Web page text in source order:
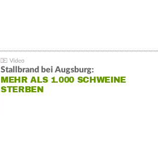
Stallbrand bei Augsburg:
MEHR ALS 1.000 SCHWEINE
STERBEN